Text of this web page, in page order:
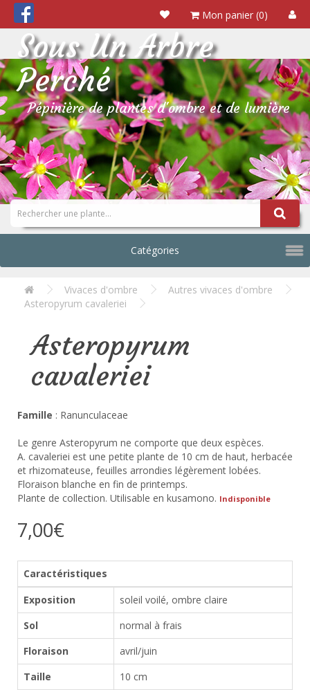
Mon panier (0)
Sous Un Arbre
Perché
Pépinière de plantes d'ombre et de lumière
Catégories
Vivaces d'ombre
Autres vivaces d'ombre
Asteropyrum cavaleriei
Asteropyrum
cavaleriei
Famille : Ranunculaceae
Le genre Asteropyrum ne comporte que deux espèces.
A. cavaleriei est une petite plante de 10 cm de haut, herbacée
et rhizomateuse, feuilles arrondies légèrement lobées.
Floraison blanche en fin de printemps.
Plante de collection. Utilisable en kusamono. Indisponible
7,00€
Caractéristiques
Exposition
soleil voilé, ombre claire
Sol
normal à frais
Floraison
avril/juin
Taille
10 cm